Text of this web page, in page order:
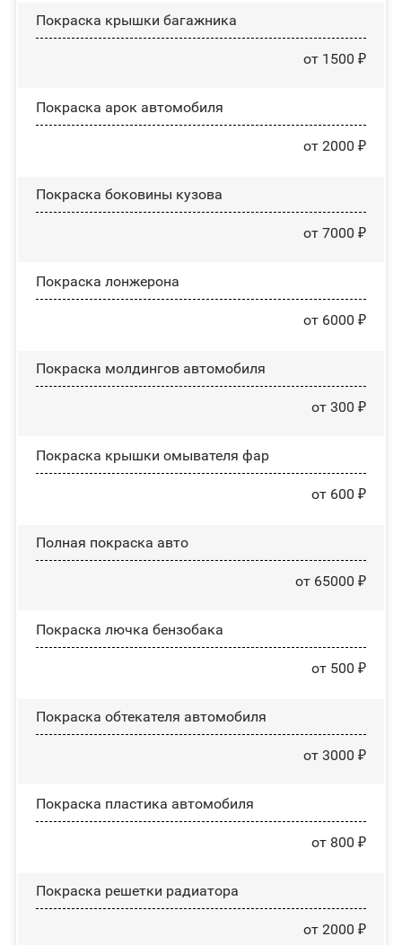
Покраска крышки багажника
от 1500 ₽
Покраска арок автомобиля
от 2000 ₽
Покраска боковины кузова
от 7000 ₽
Покраска лонжерона
от 6000 ₽
Покраска молдингов автомобиля
от 300 ₽
Покраска крышки омывателя фар
от 600 ₽
Полная покраска авто
от 65000 ₽
Покраска лючка бензобака
от 500 ₽
Покраска обтекателя автомобиля
от 3000 ₽
Покраска пластика автомобиля
от 800 ₽
Покраска решетки радиатора
от 2000 ₽